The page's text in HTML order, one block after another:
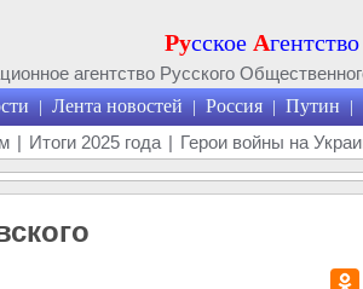
Русское Агентство
агентство Русского
| Лента новостей | Россия | Путин |
| Итоги 2025 года | Герои войны на